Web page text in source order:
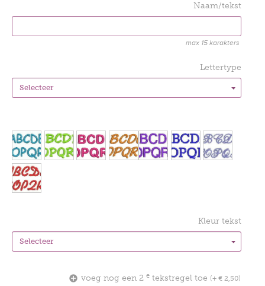
Naam/tekst
max 15 karakters
Lettertype
Kleur tekst
voeg nog een 2 e tekstregel toe (+ € 2,50)